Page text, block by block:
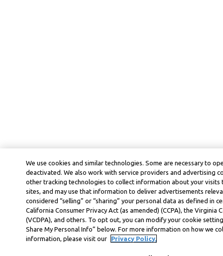
We use cookies and similar technologies. Some are necessary to
deactivated. We also work with service providers and advertising
other tracking technologies to collect information about your
sites, and may use that information to deliver advertisements
considered “selling” or “sharing” your personal data as defined in
California Consumer Privacy Act (as amended) (CCPA), the Virginia
(VCDPA), and others. To opt out, you can modify your cookie
Share My Personal Info” below. For more information on how we
information, please visit our
Privacy Policy.